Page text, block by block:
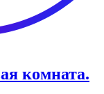
комната.